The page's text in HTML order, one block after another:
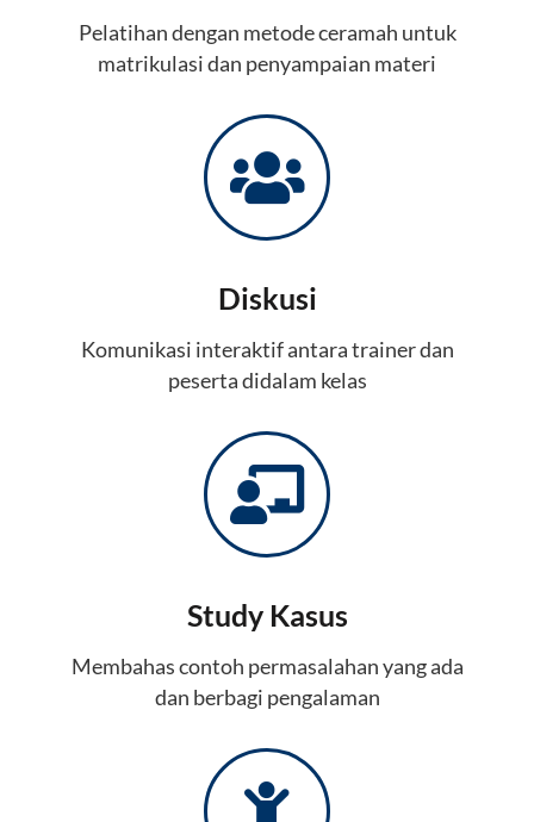
Pelatihan dengan metode ceramah untuk
matrikulasi dan penyampaian materi
Diskusi
Komunikasi interaktif antara trainer dan
peserta didalam kelas
Study Kasus
Membahas contoh permasalahan yang ada
dan berbagi pengalaman